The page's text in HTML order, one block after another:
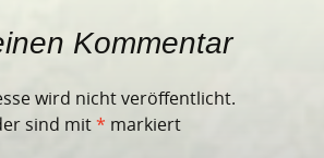
Kommentar
wird nicht veröffentlicht.
sind mit* markiert